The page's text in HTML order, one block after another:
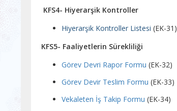
KFS4- Hiyerarşik Kontroller
Hiyerarşik Kontroller Listesi (EK-31)
KFS5- Faaliyetlerin Sürekliliği
Görev Devri Rapor Formu (EK-32)
Görev Devir Teslim Formu (EK-33)
Vekaleten İş Takip Formu (EK-34)